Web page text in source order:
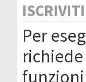
ISCRIVITI
Per
funzioni